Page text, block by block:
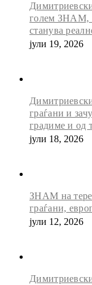
голем ЗНАМ,
станува
јули 19, 2026
граѓани и
градиме и од
јули 18, 2026
ЗНАМ на
граѓани,
јули 12, 2026